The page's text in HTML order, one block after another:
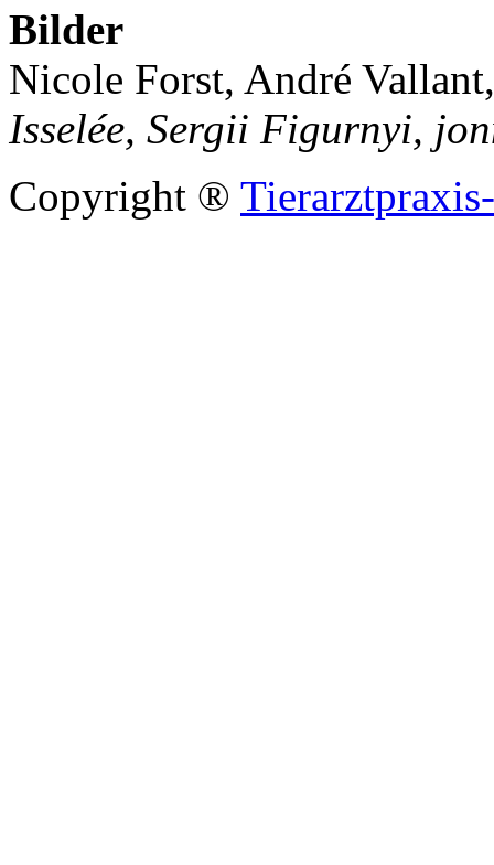
Bilder
Nicole Forst, André
Isselée, Sergii Figurnyi,
Copyright ®